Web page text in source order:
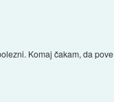
Komaj čakam, da pove